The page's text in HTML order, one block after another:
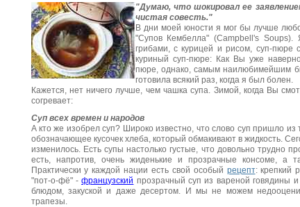
"Думаю, что шокировал ее
чистая совесть."
В дни моей юности я мог бы лучше
"Супов Кембелла" (Campbell's
грибами, с курицей и рисом, суп-пюре
куриный суп-пюре: Как Вы уже
пюре, однако, самым наилюбимейшим
готовила всякий раз, когда я был болен.
Кажется, нет ничего лучше, чем чашка супа. Зимой, когда Вы
согревает:
Суп всех времен и народов
А кто же изобрел суп? Широко известно, что слово суп пришло из
обозначающее кусочек хлеба, который обмакивают в жидкость.
изменилось. Есть супы настолько густые, что довольно трудно
есть, напротив, очень жиденькие и прозрачные консоме, а
Практически у каждой нации есть свой особый рецепт: крепкий
"пот-о-фё" -французский прозрачный суп из вареной говядины
блюдом, закуской и даже десертом. И мы не можем
трапезы.